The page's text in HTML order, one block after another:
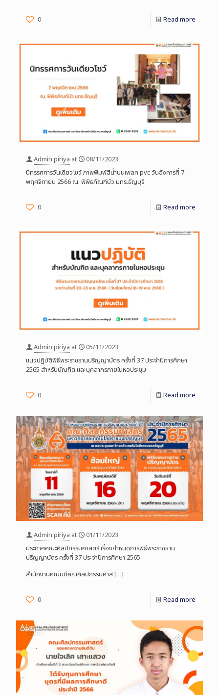
0 Read more
Admin.piriya at
08/11/2023
นิทรรศการวันเดียวโชว์ ภาพพิมพ์สีน้ำบนเพลท pvc วันอังคารที่ 7
พฤศจิกายน 2566 ณ. พิพิธภัณฑ์บัว มทร.ธัญบุรี
0 Read more
Admin.piriya at
05/11/2023
แนวปฏิบัติพิธีพระราชธานปริญญาบัตร ครั้งที่ 37 ประจำปีการศึกษา
2565 สำหรับบัณฑิต และบุคลากรภายในหอประชุม
0 Read more
Admin.piriya at
01/11/2023
ประกาศคณะศิลปกรรมศาสตร์ เรื่องกำหนดการพิธีพระราชธาน
ปริญญาบัตร ครั้งที่ 37 ประจำปีการศึกษา 2565
สำนักงานคณบดีคณศิลปกรรมศาส[…]
0 Read more